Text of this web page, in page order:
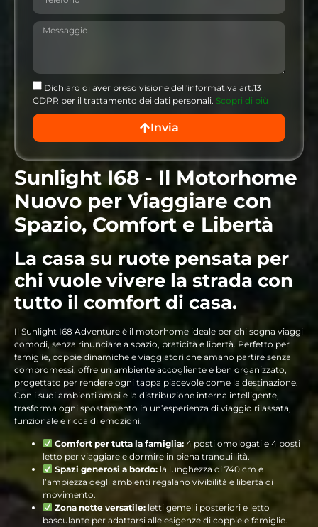
Dichiaro di aver preso visione dell'informativa art.13
GDPR per il trattamento dei dati personali. Scopri di più
Invia
Sunlight I68 - Il Motorhome
Nuovo per Viaggiare con
Spazio, Comfort e Libertà
La casa su ruote pensata per
chi vuole vivere la strada con
tutto il comfort di casa.
Il Sunlight I68 Adventure è il motorhome ideale per chi sogna viaggi
comodi, senza rinunciare a spazio, praticità e libertà. Perfetto per
famiglie, coppie dinamiche e viaggiatori che amano partire senza
compromessi, offre un ambiente accogliente e ben organizzato,
progettato per rendere ogni tappa piacevole come la destinazione.
Con i suoi ambienti ampi e la distribuzione interna intelligente,
trasforma ogni spostamento in un’esperienza di viaggio rilassata,
funzionale e ricca di emozioni.
Comfort per tutta la famiglia:4 posti omologati e 4 posti
letto per viaggiare e dormire in piena tranquillità.
Spazi generosi a bordo:la lunghezza di 740 cm e
l’ampiezza degli ambienti regalano vivibilità e libertà di
movimento.
Zona notte versatile:letti gemelli posteriori e letto
basculante per adattarsi alle esigenze di coppie e famiglie.